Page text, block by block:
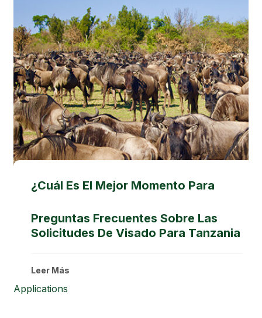
¿Cuál Es El Mejor Momento Para
Leer Más
Preguntas Frecuentes Sobre Las
Solicitudes De Visado Para Tanzania
Leer Más